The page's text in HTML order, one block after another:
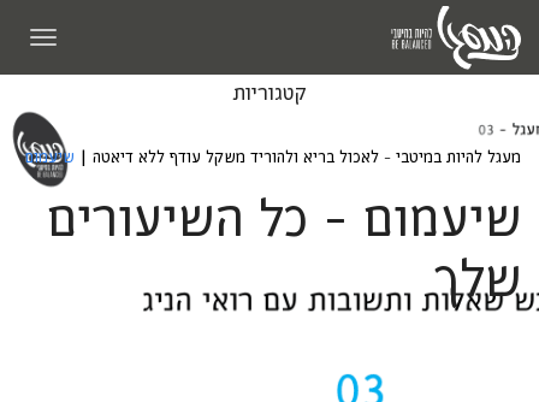
קטגוריות
מעגל להיות במיטבי - לאכול בריא ולהוריד משקל עודף ללא דיאטה | שיעמום
שיעמום - כל השיעורים
שלך